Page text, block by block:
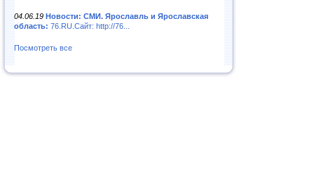
04.06.19 Новости: СМИ. Ярославль и Ярославская
область: 76.RU.Сайт: http://76...
Посмотреть все